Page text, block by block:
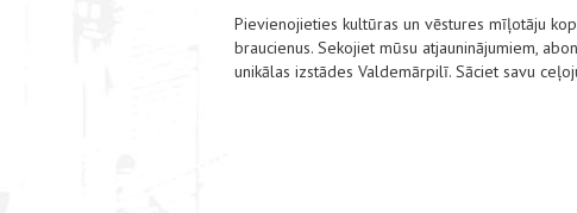
Pievienojieties kultūras un vēstures mīļotāju
braucienus. Sekojiet mūsu atjauninājumiem,
unikālas izstādes Valdemārpilī. Sāciet savu